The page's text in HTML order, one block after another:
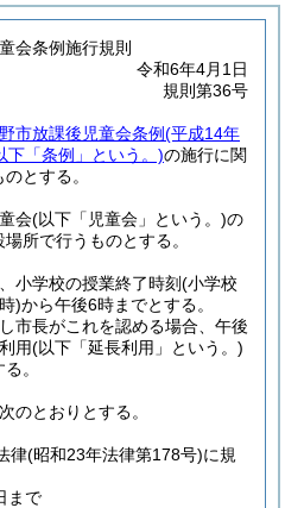
会条例施行規則
令和6年4月1日
規則第36号
市放課後児童会条例(平成14年
下「条例」という。)の施行に関
とする。
会(以下「児童会」という。)の
所で行うものとする。
小学校の授業終了時刻(小学校
)から午後6時までとする。
市長がこれを認める場合、午後
用(以下「延長利用」という。)
。
のとおりとする。
律(昭和23年法律第178号)に規
まで